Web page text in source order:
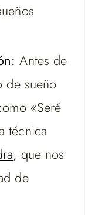
Antes de
de sueño
«Seré
técnica
, que nos
de